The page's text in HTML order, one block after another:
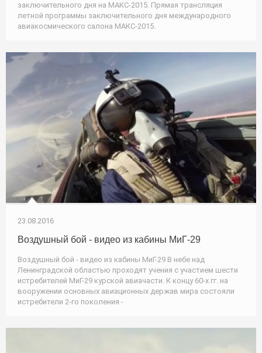
заключительного дня на МАКС-2015. Прямая трансляция
летной программы заключительного дня международного
авиакосмического салона МАКС-2015.
23.08.2016
Воздушный бой - видео из кабины МиГ-29
Воздушный бой - видео из кабины МиГ-29 В небе над
Ленинградской областью проходят учения с участием шести
истребителей МиГ-29 курской авиачасти. К концу 60-х гг. на
вооружении основных авиационных держав мира состояли
истребители 2-го поколения -